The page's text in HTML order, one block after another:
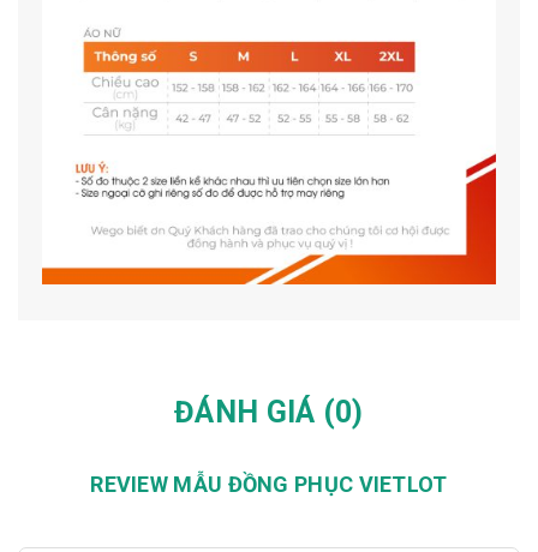
ĐÁNH GIÁ (0)
REVIEW MẪU ĐỒNG PHỤC VIETLOT